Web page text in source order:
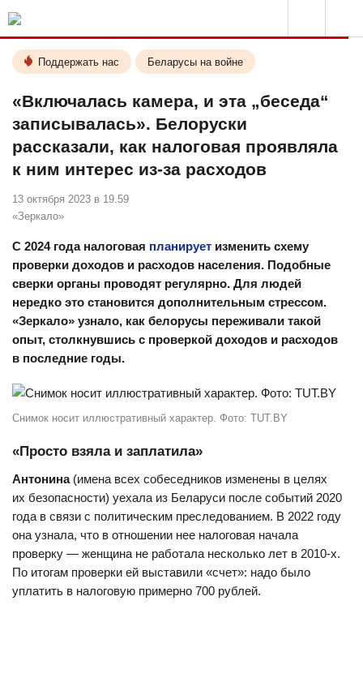
Поддержать нас Беларусы на войне
«Включалась камера, и эта „беседа“
записывалась». Белоруски
рассказали, как налоговая проявляла
к ним интерес из-за расходов
13 октября 2023 в 19.59
«Зеркало»
С 2024 года налоговая планирует изменить схему
проверки доходов и расходов населения. Подобные
сверки органы проводят регулярно. Для людей
нередко это становится дополнительным стрессом.
«Зеркало» узнало, как белорусы переживали такой
опыт, столкнувшись с проверкой доходов и расходов
в последние годы.
Снимок носит иллюстративный характер. Фото: TUT.BY
«Просто взяла и заплатила»
Антонина(имена всех собеседников изменены в целях
их безопасности) уехала из Беларуси после событий 2020
года в связи с политическим преследованием. В 2022 году
она узнала, что в отношении нее налоговая начала
проверку — женщина не работала несколько лет в 2010-х.
По итогам проверки ей выставили «счет»: надо было
уплатить в налоговую примерно 700 рублей.